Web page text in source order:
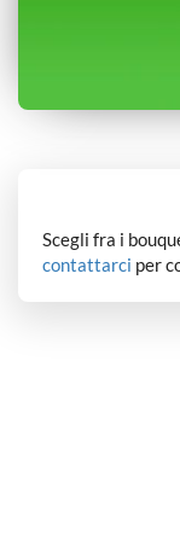
Scegli fra i
contattarci per